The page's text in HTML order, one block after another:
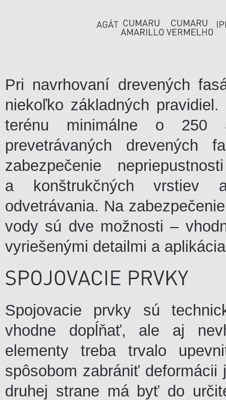
Pri navrhovaní drevených
niekoľko základných
terénu minimálne o 250
prevetrávaných drevených
zabezpečenie
a konštrukčných vrstiev
odvetrávania. Na
vody sú dve možnosti –
vyriešenými detailmi a
Spojovacie prvky sú
vhodne dopĺňať, ale aj
elementy treba trvalo
spôsobom zabrániť
druhej strane má byť do